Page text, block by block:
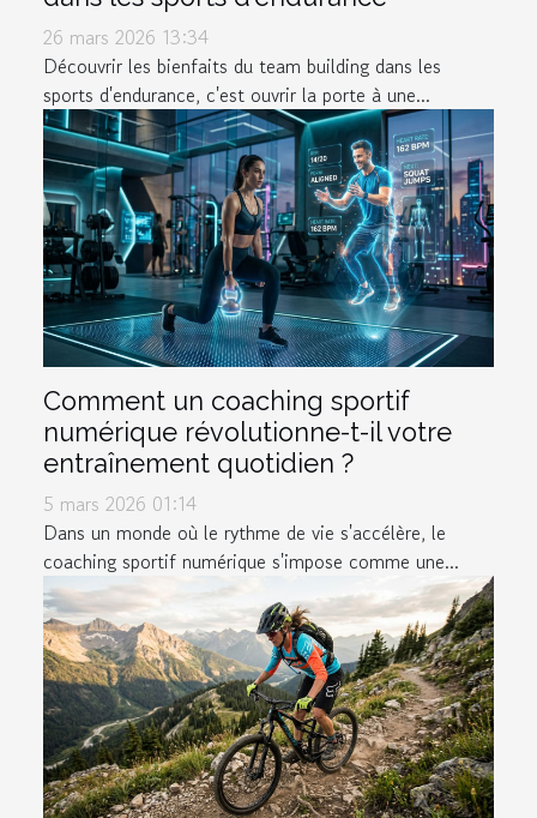
26 mars 2026 13:34
Découvrir les bienfaits du team building dans les
sports d'endurance, c'est ouvrir la porte à une...
Comment un coaching sportif
numérique révolutionne-t-il votre
entraînement quotidien ?
5 mars 2026 01:14
Dans un monde où le rythme de vie s'accélère, le
coaching sportif numérique s'impose comme une...